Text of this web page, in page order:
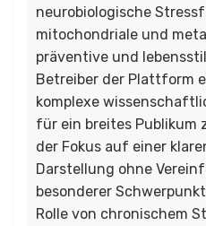
neurobiologische
mitochondriale und
präventive und
Betreiber der Plattform
komplexe
für ein breites Publikum
der Fokus auf einer
Darstellung ohne
besonderer
Rolle von chronischem